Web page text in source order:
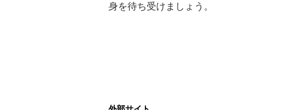
身を待ち受けましょう。